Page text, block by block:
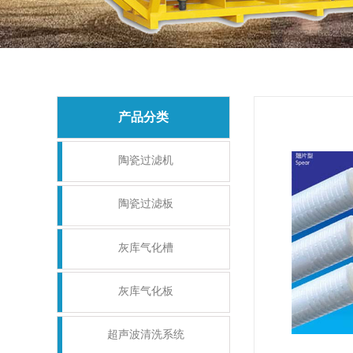
产品分类
陶瓷过滤机
陶瓷过滤板
灰库气化槽
灰库气化板
超声波清洗系统